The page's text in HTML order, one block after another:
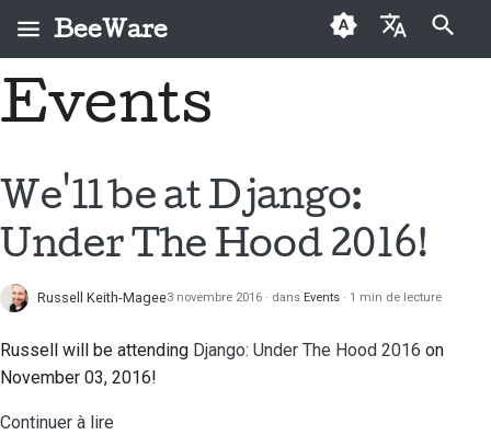
BeeWare
Deutsch
Español
فارسی
Initialisation de la recherche
Qu'est-ce que
L'Équipe Abeille
Histoire et philosophie
Exemples de réussite
Contact
Directives relatives à
l'image de marque
Code de conduite de la
Gouvernance
À louer
Nouveaux contributeurs
Guide de contribution
nouvelle fonctionnalité
Rédiger la
commémoratives
2026
2022
2021
2020
Events
We'll be at Django:
Under The Hood 2016!
Russell Keith-Magee3 novembre 2016 dans Events 1 min de lecture
Russell will be attending Django: Under The Hood 2016 on
November 03, 2016!
Continuer à lire